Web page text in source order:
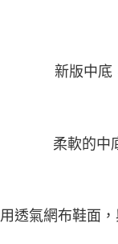
新版中底
柔軟的中
透氣網布鞋面